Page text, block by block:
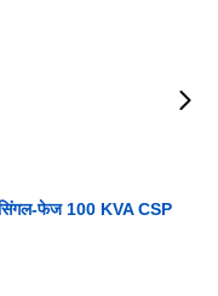
सिंगल-फेज 100 KVA CSP